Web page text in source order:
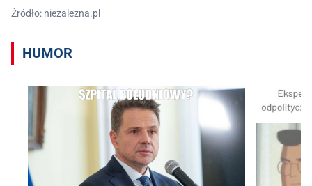
Źródło: niezalezna.pl
HUMOR